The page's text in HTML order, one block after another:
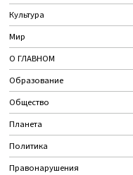
Культура
Мир
О ГЛАВНОМ
Образование
Общество
Планета
Политика
Правонарушения